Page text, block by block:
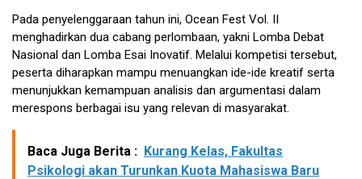
Pada penyelenggaraan tahun ini, Ocean Fest Vol. II
menghadirkan dua cabang perlombaan, yakni Lomba Debat
Nasional dan Lomba Esai Inovatif. Melalui kompetisi tersebut,
peserta diharapkan mampu menuangkan ide-ide kreatif serta
menunjukkan kemampuan analisis dan argumentasi dalam
merespons berbagai isu yang relevan di masyarakat.
Baca Juga Berita : Kurang Kelas, Fakultas
Psikologi akan Turunkan Kuota Mahasiswa Baru